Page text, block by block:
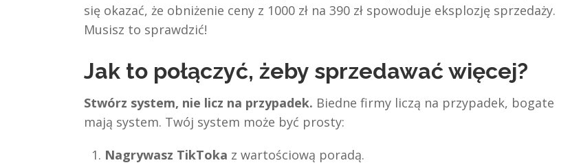
się okazać, że obniżenie ceny z 1000 zł na 390 zł spowoduje eksplozję sprzedaży.
Musisz to sprawdzić!
Jak to połączyć, żeby sprzedawać więcej?
Stwórz system, nie licz na przypadek. Biedne firmy liczą na przypadek, bogate
mają system. Twój system może być prosty:
Nagrywasz TikToka z wartościową poradą.